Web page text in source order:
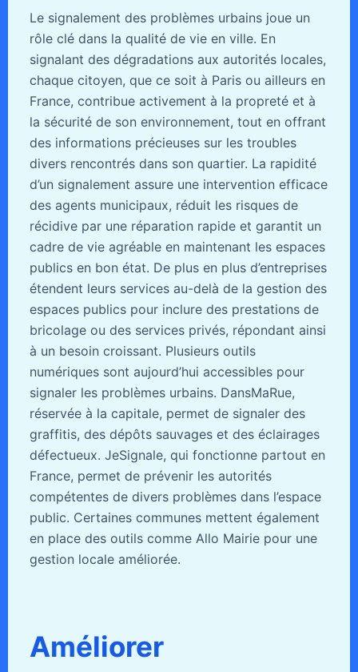
Le signalement des problèmes urbains joue un
rôle clé dans la qualité de vie en ville. En
signalant des dégradations aux autorités locales,
chaque citoyen, que ce soit à Paris ou ailleurs en
France, contribue activement à la propreté et à
la sécurité de son environnement, tout en offrant
des informations précieuses sur les troubles
divers rencontrés dans son quartier. La rapidité
d’un signalement assure une intervention efficace
des agents municipaux, réduit les risques de
récidive par une réparation rapide et garantit un
cadre de vie agréable en maintenant les espaces
publics en bon état. De plus en plus d’entreprises
étendent leurs services au-delà de la gestion des
espaces publics pour inclure des prestations de
bricolage ou des services privés, répondant ainsi
à un besoin croissant. Plusieurs outils
numériques sont aujourd’hui accessibles pour
signaler les problèmes urbains. DansMaRue,
réservée à la capitale, permet de signaler des
graffitis, des dépôts sauvages et des éclairages
défectueux. JeSignale, qui fonctionne partout en
France, permet de prévenir les autorités
compétentes de divers problèmes dans l’espace
public. Certaines communes mettent également
en place des outils comme Allo Mairie pour une
gestion locale améliorée.
Améliorer